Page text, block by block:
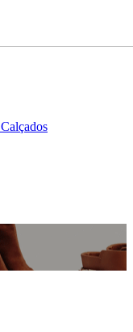
Calçados